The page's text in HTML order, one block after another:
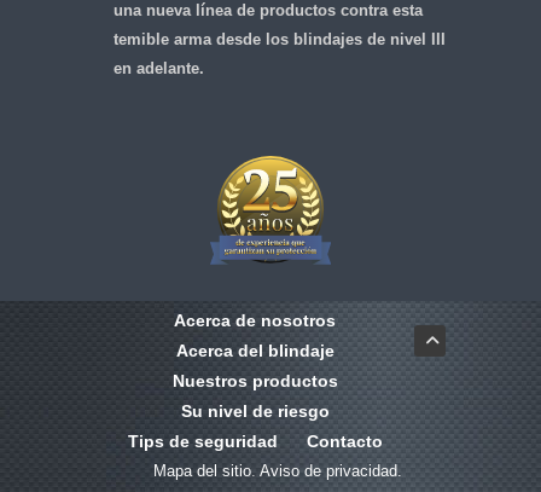
una nueva línea de productos contra esta
temible arma desde los blindajes de nivel III
en adelante.
Acerca de nosotros
Acerca del blindaje
Nuestros productos
Su nivel de riesgo
Tips de seguridad
Contacto
Mapa del sitio Aviso de privacidad.